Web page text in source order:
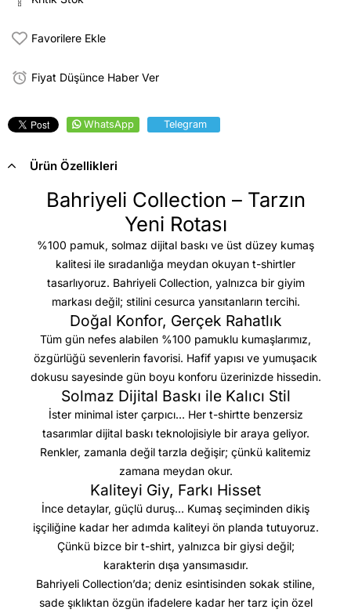
Favorilere Ekle
Fiyat Düşünce Haber Ver
WhatsApp Telegram
Ürün Özellikleri
Bahriyeli Collection – Tarzın
Yeni Rotası
%100 pamuk, solmaz dijital baskı ve üst düzey kumaş
kalitesi ile sıradanlığa meydan okuyan t-shirtler
tasarlıyoruz. Bahriyeli Collection, yalnızca bir giyim
markası değil; stilini cesurca yansıtanların tercihi.
Doğal Konfor, Gerçek Rahatlık
Tüm gün nefes alabilen %100 pamuklu kumaşlarımız,
özgürlüğü sevenlerin favorisi. Hafif yapısı ve yumuşacık
dokusu sayesinde gün boyu konforu üzerinizde hissedin.
Solmaz Dijital Baskı ile Kalıcı Stil
İster minimal ister çarpıcı… Her t-shirtte benzersiz
tasarımlar dijital baskı teknolojisiyle bir araya geliyor.
Renkler, zamanla değil tarzla değişir; çünkü kalitemiz
zamana meydan okur.
Kaliteyi Giy, Farkı Hisset
İnce detaylar, güçlü duruş… Kumaş seçiminden dikiş
işçiliğine kadar her adımda kaliteyi ön planda tutuyoruz.
Çünkü bizce bir t-shirt, yalnızca bir giysi değil;
karakterin dışa yansımasıdır.
Bahriyeli Collection’da; deniz esintisinden sokak stiline,
sade şıklıktan özgün ifadelere kadar her tarz için özel